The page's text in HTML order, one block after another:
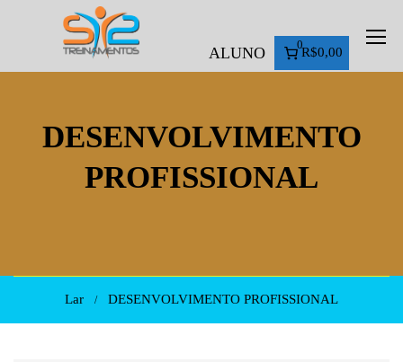
ALUNO 0
R$0,00
DESENVOLVIMENTO
PROFISSIONAL
Lar DESENVOLVIMENTO PROFISSIONAL